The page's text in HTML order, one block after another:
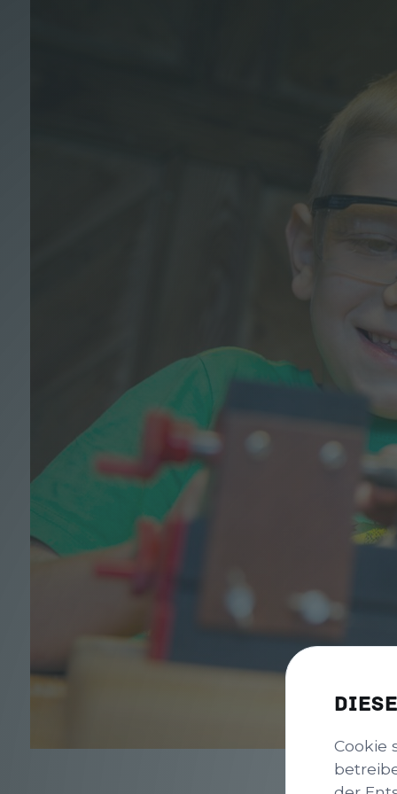
Cookie